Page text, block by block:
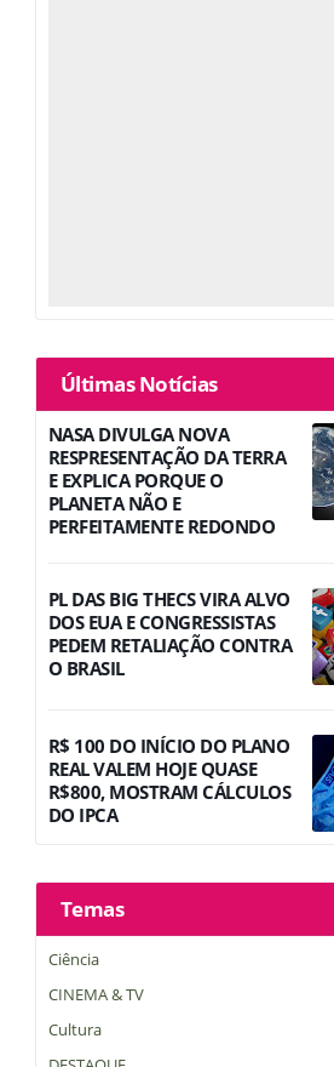
Últimas Notícias
NASA DIVULGA NOVA
RESPRESENTAÇÃO DA TERRA
E EXPLICA PORQUE O
PLANETA NÃO E
PERFEITAMENTE REDONDO
PL DAS BIG THECS VIRA ALVO
DOS EUA E CONGRESSISTAS
PEDEM RETALIAÇÃO CONTRA
O BRASIL
R$ 100 DO INÍCIO DO PLANO
REAL VALEM HOJE QUASE
R$800, MOSTRAM CÁLCULOS
DO IPCA
Temas
Ciência
CINEMA & TV
Cultura